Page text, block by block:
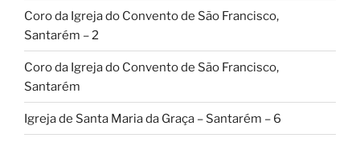
Coro da Igreja do Convento de São Francisco,
Santarém – 2
Coro da Igreja do Convento de São Francisco,
Santarém
Igreja de Santa Maria da Graça – Santarém – 6